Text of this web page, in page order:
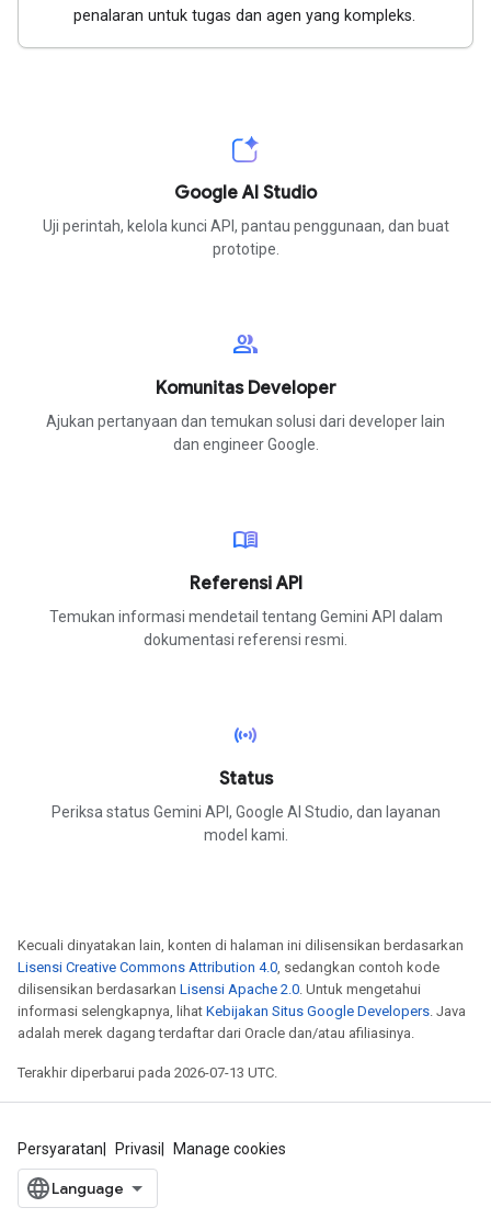
penalaran untuk tugas dan agen yang kompleks.
Google AI Studio
Uji perintah, kelola kunci API, pantau penggunaan, dan buat
prototipe.
group
Komunitas Developer
Ajukan pertanyaan dan temukan solusi dari developer lain
dan engineer Google.
menu_book
Referensi API
Temukan informasi mendetail tentang Gemini API dalam
dokumentasi referensi resmi.
sensors
Status
Periksa status Gemini API, Google AI Studio, dan layanan
model kami.
Kecuali dinyatakan lain, konten di halaman ini dilisensikan berdasarkan
Lisensi Creative Commons Attribution 4.0 , sedangkan contoh kode
dilisensikan berdasarkan Lisensi Apache 2.0 . Untuk mengetahui
informasi selengkapnya, lihat Kebijakan Situs Google Developers . Java
adalah merek dagang terdaftar dari Oracle dan/atau afiliasinya.
Terakhir diperbarui pada 2026-07-13 UTC.
Persyaratan Privasi Manage cookies